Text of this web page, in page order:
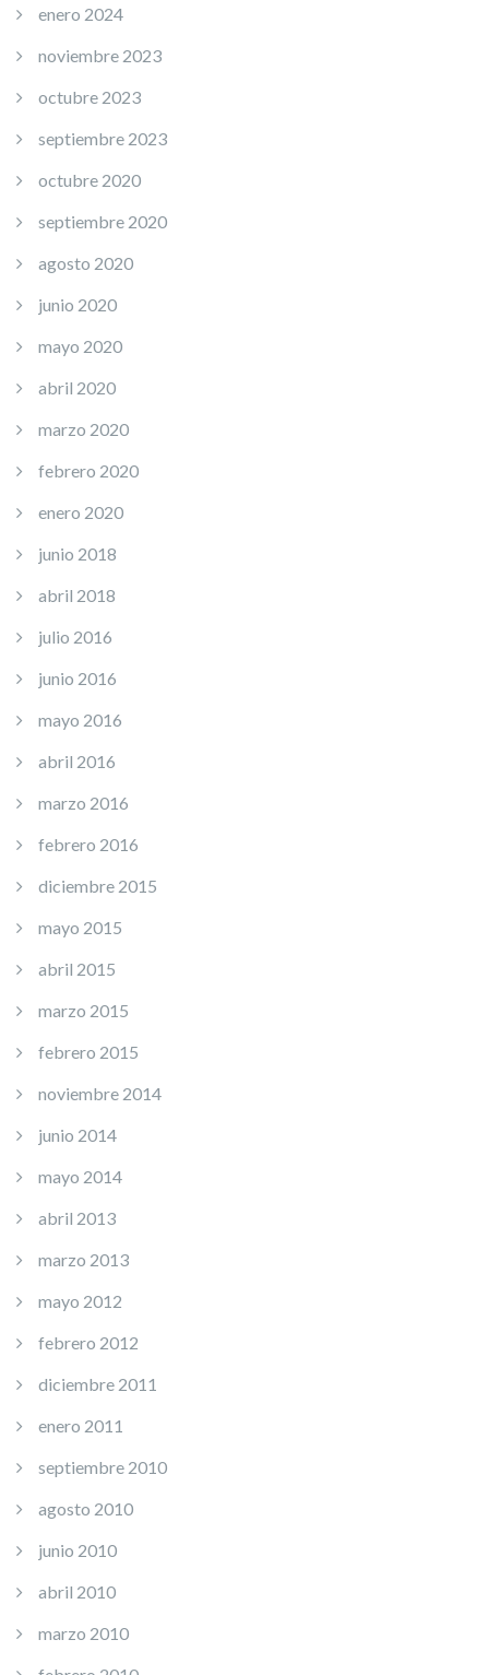
enero 2024
noviembre 2023
octubre 2023
septiembre 2023
octubre 2020
septiembre 2020
agosto 2020
junio 2020
mayo 2020
abril 2020
marzo 2020
febrero 2020
enero 2020
junio 2018
abril 2018
julio 2016
junio 2016
mayo 2016
abril 2016
marzo 2016
febrero 2016
diciembre 2015
mayo 2015
abril 2015
marzo 2015
febrero 2015
noviembre 2014
junio 2014
mayo 2014
abril 2013
marzo 2013
mayo 2012
febrero 2012
diciembre 2011
enero 2011
septiembre 2010
agosto 2010
junio 2010
abril 2010
marzo 2010